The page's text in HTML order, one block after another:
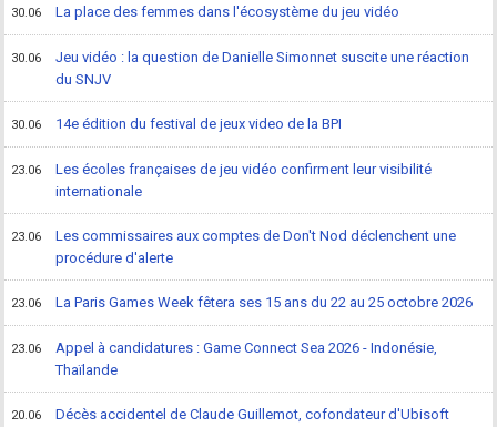
30.06 La place des femmes dans l'écosystème du jeu vidéo
30.06
Jeu vidéo : la question de Danielle Simonnet suscite une réaction
du SNJV
30.06 14e édition du festival de jeux video de la BPI
23.06
Les écoles françaises de jeu vidéo confirment leur visibilité
internationale
23.06
Les commissaires aux comptes de Don't Nod déclenchent une
procédure d'alerte
23.06 La Paris Games Week fêtera ses 15 ans du 22 au 25 octobre 2026
23.06
Appel à candidatures : Game Connect Sea 2026 - Indonésie,
Thaïlande
20.06 Décès accidentel de Claude Guillemot, cofondateur d'Ubisoft